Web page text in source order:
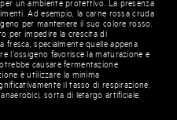
un ambiente protettivo. La presenza
Ad esempio, la carne rossa cruda
per mantenere il suo colore rosso.
per impedire la crescita di
specialmente quelle appena
l’ossigeno favorisce la maturazione e
causare fermentazione
è utilizzare la minima
il tasso di respirazione,
sorta di letargo artificiale.